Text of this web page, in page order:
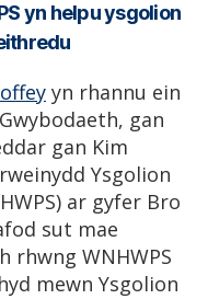
yn helpu ysgolion
yn rhannu ein
gan
gan Kim
Ysgolion
ar gyfer Bro
sut mae
WNHWPS
mewn Ysgolion